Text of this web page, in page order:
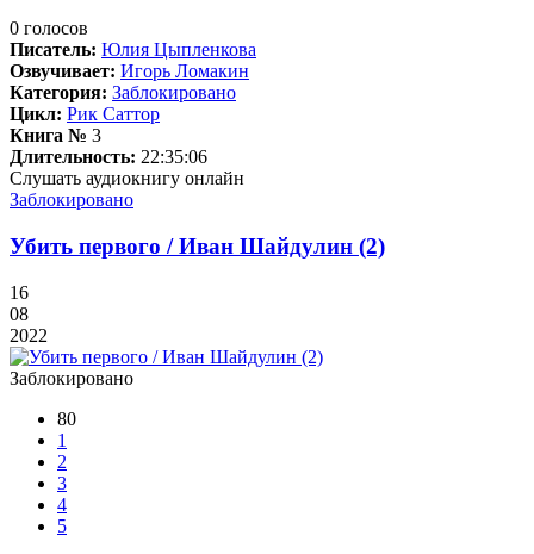
0 голосов
Писатель: Юлия Цыпленкова
Озвучивает: Игорь Ломакин
Категория: Заблокировано
Цикл: Рик Саттор
Книга № 3
Длительность: 22:35:06
Слушать аудиокнигу онлайн
Заблокировано
Убить первого / Иван Шайдулин (2)
16
08
2022
Заблокировано
80
1
2
3
4
5